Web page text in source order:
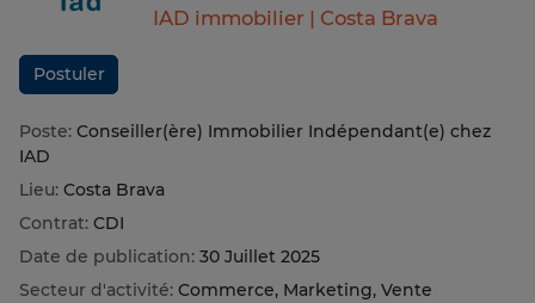
IAD immobilier | Costa Brava
Postuler
Poste: Conseiller(ère) Immobilier Indépendant(e) chez
IAD
Lieu: Costa Brava
Contrat: CDI
Date de publication: 30 Juillet 2025
Secteur d'activité: Commerce, Marketing, Vente